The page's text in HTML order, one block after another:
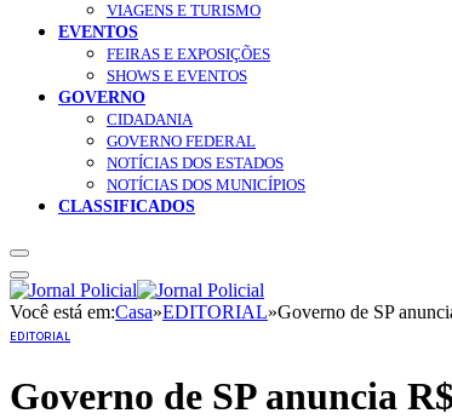
VIAGENS E TURISMO
EVENTOS
FEIRAS E EXPOSIÇÕES
SHOWS E EVENTOS
GOVERNO
CIDADANIA
GOVERNO FEDERAL
NOTÍCIAS DOS ESTADOS
NOTÍCIAS DOS MUNICÍPIOS
CLASSIFICADOS
Você está em:Casa»EDITORIAL»Governo de SP
EDITORIAL
Governo de SP anuncia